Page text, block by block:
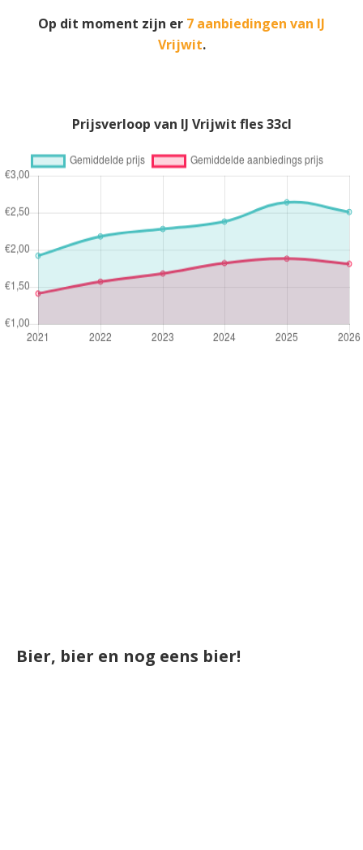
Op dit moment zijn er 7 aanbiedingen van IJ
Vrijwit.
Prijsverloop van IJ Vrijwit fles 33cl
Bier, bier en nog eens bier!